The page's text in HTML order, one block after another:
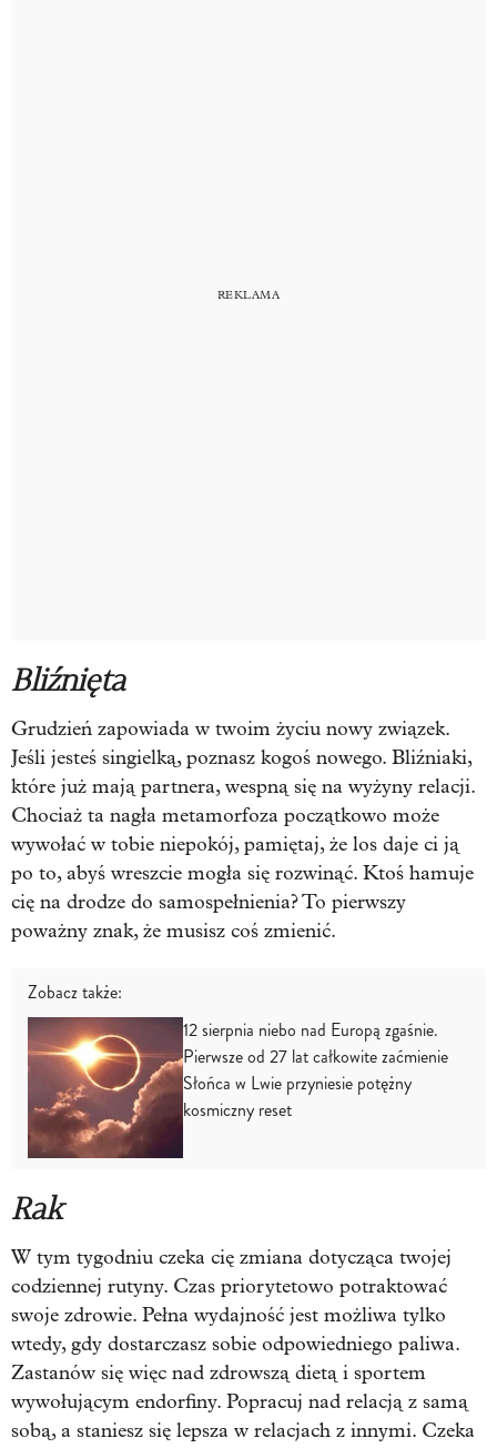
Bliźnięta
Grudzień zapowiada w twoim życiu nowy związek.
Jeśli jesteś singielką, poznasz kogoś nowego. Bliźniaki,
które już mają partnera, wespną się na wyżyny relacji.
Chociaż ta nagła metamorfoza początkowo może
wywołać w tobie niepokój, pamiętaj, że los daje ci ją
po to, abyś wreszcie mogła się rozwinąć. Ktoś hamuje
cię na drodze do samospełnienia? To pierwszy
poważny znak, że musisz coś zmienić.
Zobacz także:
12 sierpnia niebo nad Europą zgaśnie.
Pierwsze od 27 lat całkowite zaćmienie
Słońca w Lwie przyniesie potężny
kosmiczny reset
Rak
W tym tygodniu czeka cię zmiana dotycząca twojej
codziennej rutyny. Czas priorytetowo potraktować
swoje zdrowie. Pełna wydajność jest możliwa tylko
wtedy, gdy dostarczasz sobie odpowiedniego paliwa.
Zastanów się więc nad zdrowszą dietą i sportem
wywołującym endorfiny. Popracuj nad relacją z samą
sobą, a staniesz się lepsza w relacjach z innymi. Czeka